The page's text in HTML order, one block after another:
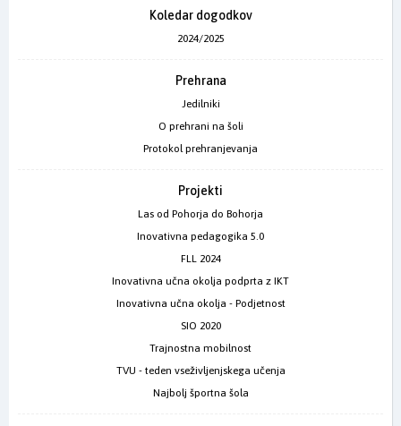
Koledar dogodkov
2024/2025
Prehrana
Jedilniki
O prehrani na šoli
Protokol prehranjevanja
Projekti
Las od Pohorja do Bohorja
Inovativna pedagogika 5.0
FLL 2024
Inovativna učna okolja podprta z IKT
Inovativna učna okolja - Podjetnost
SIO 2020
Trajnostna mobilnost
TVU - teden vseživljenjskega učenja
Najbolj športna šola